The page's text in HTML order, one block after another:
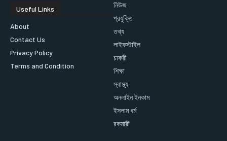
Useful Links
About
Contact Us
Privacy Policy
Terms and Condition
নিউজ
প্রযুক্তি
তথ্য
লাইফস্টাইল
চাকরী
শিক্ষা
স্বাস্থ্য
অনলাইন ইনকাম
ইসলাম ধর্ম
রকমারী